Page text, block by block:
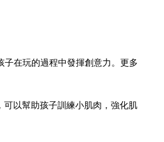
子在玩的過程中發揮創意力。更多
可以幫助孩子訓練小肌肉，強化肌